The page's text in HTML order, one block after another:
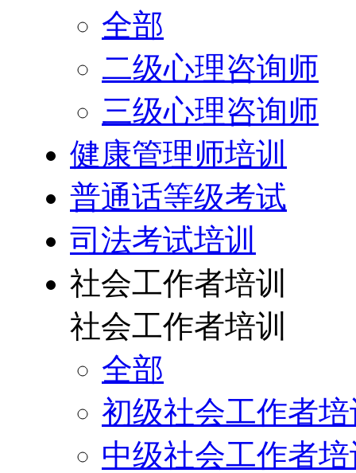
全部
二级心理咨询师
三级心理咨询师
健康管理师培训
普通话等级考试
司法考试培训
社会工作者培训
社会工作者培训
全部
初级社会工作者
中级社会工作者